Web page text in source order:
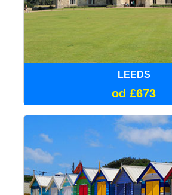
LEEDS
od £673